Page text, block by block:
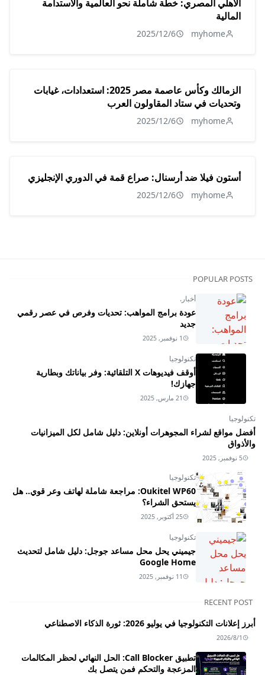
الأهلي المصري: خطة شاملة نحو العالمية والاستدامة
المالية
myhome
2025/12/6
الزمالك وكأس عاصمة مصر 2025: استعدادات، غيابات
وتحديات في ستاد المقاولون العرب
myhome
2025/12/6
أستون فيلا ضد أرسنال: صراع قمة في الدوري الإنجليزي
myhome
2025/12/6
POPULAR POSTS
أخبار.
عودة برامج المواهب: تحديات وفرص في عصر رقمي
جديد
1 نوفمبر, 2025
تكنولوجيا
أوقف فيديوهات X التلقائية: وفر بياناتك وبطارية
جهازك!
21 مارس, 2025
تكنولوجيا
أفضل مواقع لشراء المجوهرات أونلاين: دليل شامل لكل الميزانيات
والأذواق
5 نوفمبر, 2025
تكنولوجيا
Oukitel WP60: مراجعة شاملة لهاتف وعر قوي.. هل
يستحق الشراء؟
25 أكتوبر, 2025
تكنولوجيا
جيميني يحل محل مساعد جوجل: دليل شامل لتحديث
Google Home
11 نوفمبر, 2025
RECENT POST
أبرز إعلانات التكنولوجيا في يوليو 2026: ثورة الذكاء الاصطناعي
2026/8/1
تطبيق Call Blocker: الحل النهائي لحظر المكالمات
المزعجة والتحكم فمن يتصل بك